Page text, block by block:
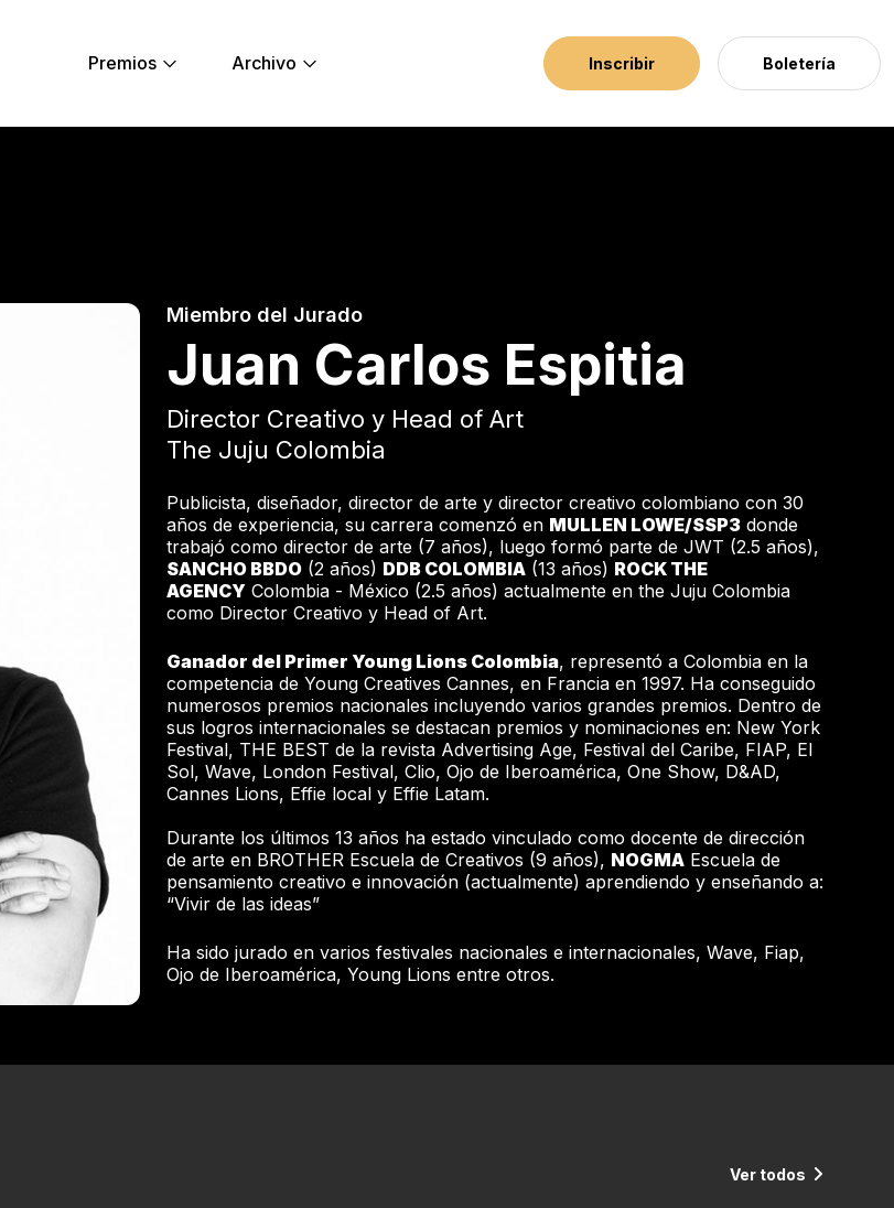
Premios
Archivo Inscribir Boletería
Miembro del Jurado
Juan Carlos Espitia
Director Creativo y Head of Art
The Juju Colombia
Publicista, diseñador, director de arte y director creativo colombiano con 30
años de experiencia, su carrera comenzó en MULLEN LOWE/SSP3 donde
trabajó como director de arte (7 años), luego formó parte de JWT (2.5 años),
SANCHO BBDO (2 años) DDB COLOMBIA (13 años) ROCK THE
AGENCY Colombia - México (2.5 años) actualmente en the Juju Colombia
como Director Creativo y Head of Art.
Ganador del Primer Young Lions Colombia, representó a Colombia en la
competencia de Young Creatives Cannes, en Francia en 1997. Ha conseguido
numerosos premios nacionales incluyendo varios grandes premios. Dentro de
sus logros internacionales se destacan premios y nominaciones en: New York
Festival, THE BEST de la revista Advertising Age, Festival del Caribe, FIAP, El
Sol, Wave, London Festival, Clio, Ojo de Iberoamérica, One Show, D&AD,
Cannes Lions, Effie local y Effie Latam.
Durante los últimos 13 años ha estado vinculado como docente de dirección
de arte en BROTHER Escuela de Creativos (9 años), NOGMA Escuela de
pensamiento creativo e innovación (actualmente) aprendiendo y enseñando a:
“Vivir de las ideas”
Ha sido jurado en varios festivales nacionales e internacionales, Wave, Fiap,
Ojo de Iberoamérica, Young Lions entre otros.
Ver todos